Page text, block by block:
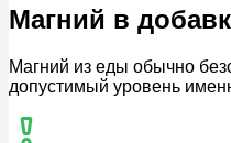
Магний в
Магний из еды обычно
допустимый уровень